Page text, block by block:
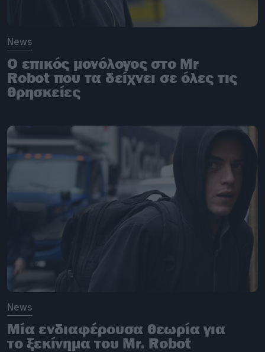
News
O επικός μονόλογος στο Mr
Robot που τα δείχνει σε όλες τις
θρησκείες
News
Μία ενδιαφέρουσα θεωρία για
το ξεκίνημα του Mr. Robot